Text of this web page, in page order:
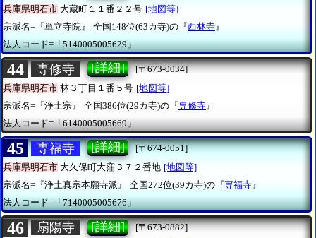
兵庫県明石市 大蔵町１１番２２号 [地図等]
宗派名=『単立寺院』
全国148位(63カ寺)の『西林寺 』
法人コード=「5140005005629」
44 専修寺 [詳細]
[〒673-0034]
兵庫県明石市 林３丁目１番５号 [地図等]
宗派名=『浄土宗』
全国386位(29カ寺)の『専修寺』
法人コード=「6140005005669」
45 専福寺 [詳細]
[〒674-0051]
兵庫県明石市 大久保町大窪３７２番地 [地図等]
宗派名=『浄土真宗本願寺派』
全国272位(39カ寺)の『専福寺』
法人コード=「7140005005676」
46 扇陽寺 [詳細]
[〒673-0882]